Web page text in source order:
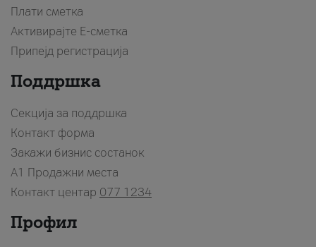
Плати сметка
Активирајте Е-сметка
Припејд регистрација
Поддршка
Секција за поддршка
Контакт форма
Закажи бизнис состанок
A1 Продажни места
Контакт центар 077 1234
Профил